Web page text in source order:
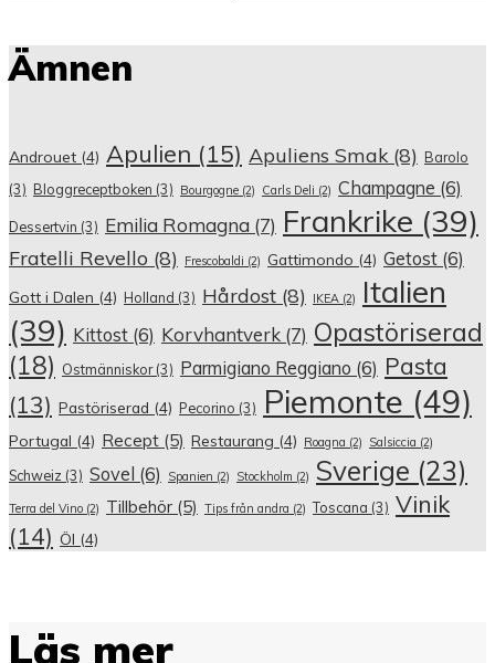
Ämnen
Androuet (4) Apulien (15) Apuliens Smak (8) Barolo
(3) Bloggreceptboken (3) Bourgogne (2) Carls Deli (2) Champagne (6)
Dessertvin (3) Emilia Romagna (7) Frankrike (39)
Fratelli Revello (8) Frescobaldi (2) Gattimondo (4) Getost (6)
Gott i Dalen (4) Holland (3) Hårdost (8) IKEA (2)
Italien
(39) Kittost (6) Korvhantverk (7) Opastöriserad
(18) Ostmänniskor(3) Parmigiano Reggiano (6) Pasta
(13) Pastöriserad (4) Pecorino (3) Piemonte (49)
Portugal (4) Recept (5) Restaurang (4) Roagna (2) Salsiccia (2)
Schweiz (3) Sovel (6) Spanien (2) Stockholm (2) Sverige (23)
Terra del Vino (2) Tillbehör (5) Tips från andra (2) Toscana (3) Vinik
(14) Öl (4)
Läs mer